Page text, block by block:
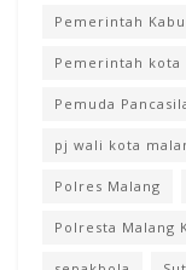
Pemerintah
Pemerintah kota
Pemuda
pj wali kota
Polres Malang
Polresta Malang